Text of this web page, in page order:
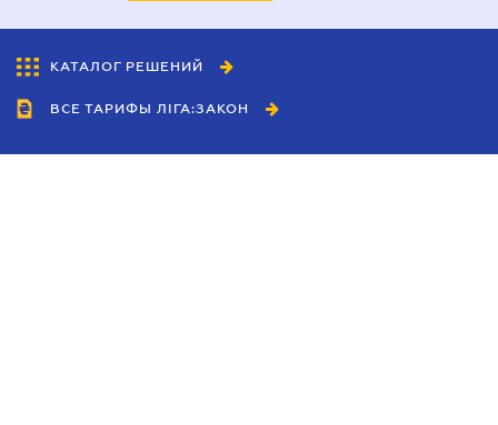
КАТАЛОГ РЕШЕНИЙ
ВСЕ ТАРИФЫ ЛІГА:ЗАКОН